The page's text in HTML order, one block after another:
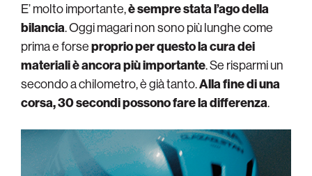
E’ molto importante,è sempre stata l’ago della
bilancia. Oggi magari non sono più lunghe come
prima e forseproprio per questo la cura dei
materiali è ancora più importante. Se risparmi un
secondo a chilometro, è già tanto.Alla fine di una
corsa, 30 secondi possono fare la differenza.